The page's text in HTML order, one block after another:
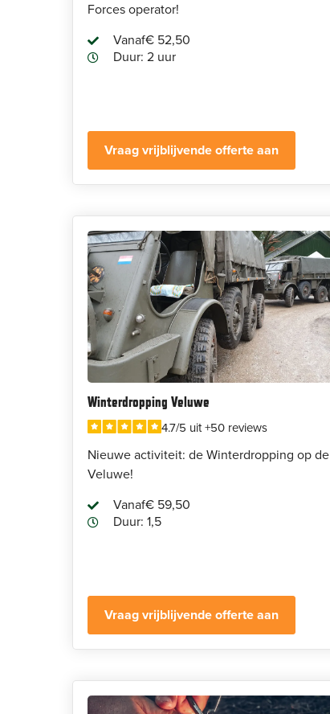
Forces operator!
Vanaf€ 52,50
Duur: 2 uur
Vraag vrijblijvende offerte aan
Winterdropping Veluwe
4.7/5 uit +50 reviews
Nieuwe activiteit: de Winterdropping op de
Veluwe!
Vanaf€ 59,50
Duur: 1,5
Vraag vrijblijvende offerte aan